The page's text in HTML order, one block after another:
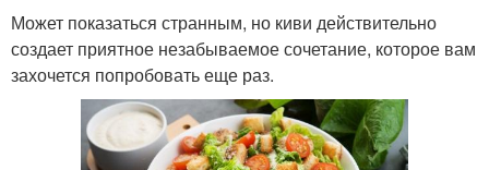
Может показаться странным, но киви действительно
создает приятное незабываемое сочетание, которое вам
захочется попробовать еще раз.